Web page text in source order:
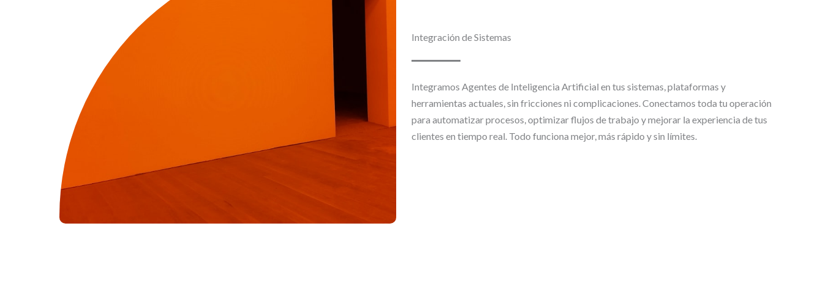
Integración de Sistemas
Integramos Agentes de Inteligencia Artificial en tus sistemas, plataformas y
herramientas actuales, sin fricciones ni complicaciones. Conectamos toda tu operación
para automatizar procesos, optimizar flujos de trabajo y mejorar la experiencia de tus
clientes en tiempo real. Todo funciona mejor, más rápido y sin límites.